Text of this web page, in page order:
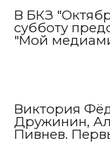
В БКЗ
субботу
"Мой
Виктория
Дружинин,
Пивнев.